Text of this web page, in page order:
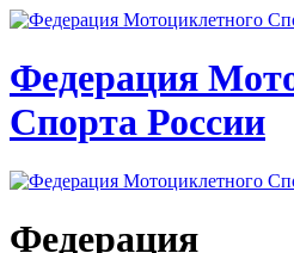
Федерация
Спорта России
Федерация